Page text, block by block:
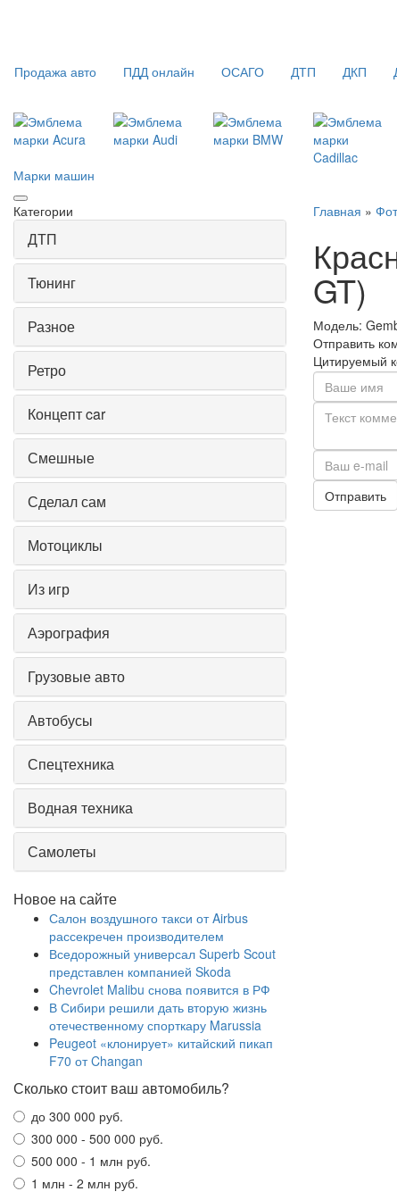
Продажа авто ПДД онлайн ОСАГО ДТП ДКП
Марки машин
Главная »
GT)
Модель:
Отправить
Цитируемый
Отправить
Категории
ДТП
Тюнинг
Разное
Ретро
Концепт car
Смешные
Сделал сам
Мотоциклы
Из игр
Аэрография
Грузовые авто
Автобусы
Спецтехника
Водная техника
Самолеты
Новое на сайте
Салон воздушного такси от Airbus
рассекречен производителем
Вседорожный универсал Superb Scout
представлен компанией Skoda
Chevrolet Malibu снова появится в РФ
В Сибири решили дать вторую жизнь
отечественному спорткару Marussia
Peugeot «клонирует» китайский пикап
F70 от Changan
Сколько стоит ваш автомобиль?
до 300 000 руб.
300 000 - 500 000 руб.
500 000 - 1 млн руб.
1 млн - 2 млн руб.